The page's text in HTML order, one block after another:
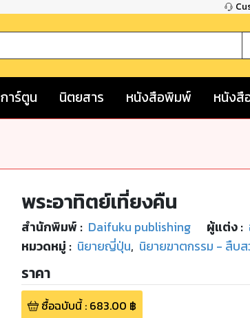
การ์ตูน นิตยสาร หนังสือพิมพ์ หนังสื
พระอาทิตย์เที่ยงคืน
สำนักพิมพ์ : Daifuku publishing ผู้แต่ง :
หมวดหมู่ : นิยายญี่ปุ่น, นิยายฆาตกรรม - สืบส
ราคา
ซื้อฉบับนี้: 683.00 ฿